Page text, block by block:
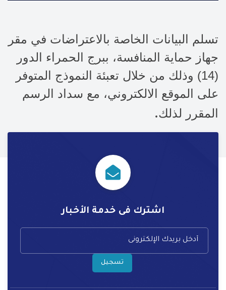
تسلم البيانات الخاصة بالاعتراضات في مقر
جهاز حماية المنافسة، ببرج الحمراء الدور
(14) وذلك من خلال تعبئة النموذج المتوفر
على الموقع الالكتروني، مع سداد الرسم
المقرر لذلك.
اشترك فى خدمة الأخبار
تسجيل